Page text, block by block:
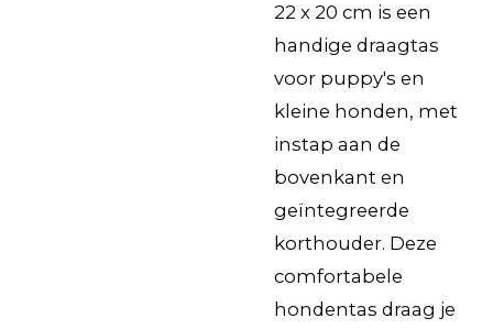
22 x 20 cm is een
handige draagtas
voor puppy's en
kleine honden, met
instap aan de
bovenkant en
geïntegreerde
korthouder. Deze
comfortabele
hondentas draag je